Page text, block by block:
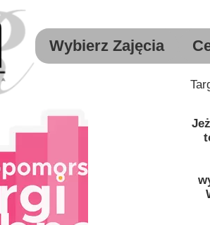
Wybierz Zajęcia
Pasja Dorośli i Nowożeńcy
Pasja Towarzyski Sport